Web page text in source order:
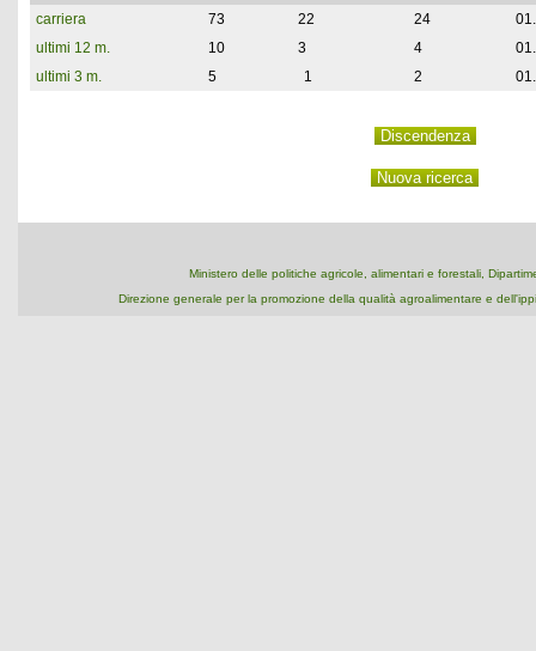
carriera
73 22 24
ultimi 12 m.
10 3 4
ultimi 3 m.
5 1 2
Ministero delle politiche agricole, alimentari e forestali,
Direzione generale per la promozione della qualità agroalimentare e